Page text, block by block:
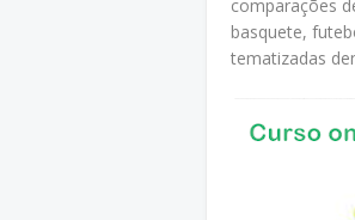
comparações
basquete,
tematizadas